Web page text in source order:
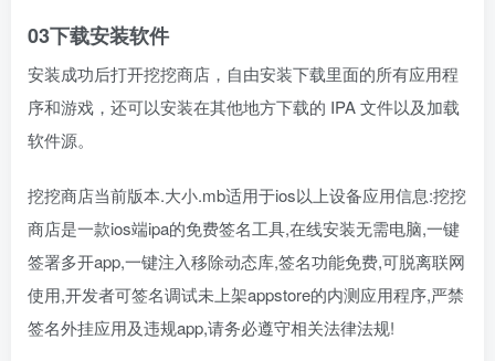
03下载安装软件
安装成功后打开挖挖商店，自由安装下载里面的所有应用程
序和游戏，还可以安装在其他地方下载的 IPA 文件以及加载
软件源。
挖挖商店当前版本.大小.mb适用于ios以上设备应用信息:挖挖
商店是一款ios端ipa的免费签名工具,在线安装无需电脑,一键
签署多开app,一键注入移除动态库,签名功能免费,可脱离联网
使用,开发者可签名调试未上架appstore的内测应用程序,严禁
签名外挂应用及违规app,请务必遵守相关法律法规!